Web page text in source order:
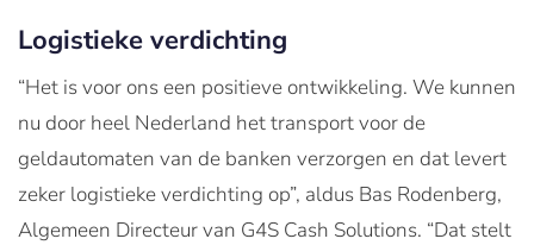
Logistieke verdichting
“Het is voor ons een positieve ontwikkeling. We kunnen
nu door heel Nederland het transport voor de
geldautomaten van de banken verzorgen en dat levert
zeker logistieke verdichting op”, aldus Bas Rodenberg,
Algemeen Directeur van G4S Cash Solutions. “Dat stelt